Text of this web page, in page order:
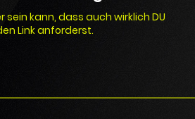
sein kann, dass auch wirklich DU
Link anforderst.